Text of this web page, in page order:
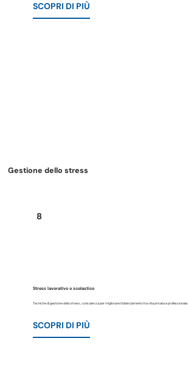
SCOPRI DI PIÙ
Gestione dello stress
8
Stress lavorativo o scolastico
Tecniche di gestione dello stress, consulenza per migliorare il bilanciamento tra vita privata e professionale.
SCOPRI DI PIÙ